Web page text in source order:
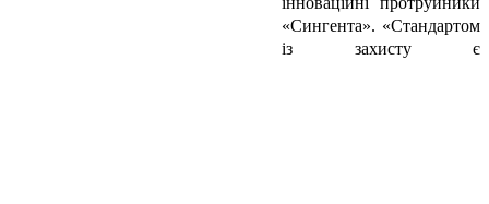
«Сингента». «Стандартом
із захисту є